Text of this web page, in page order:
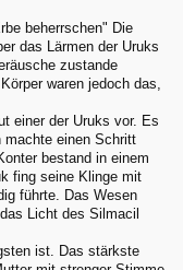
beherrschen" Die
das Lärmen der Uruks
zustande
waren jedoch das,
einer der Uruks vor. Es
machte einen Schritt
bestand in einem
fing seine Klinge mit
führte. Das Wesen
Licht des Silmacil
ist. Das stärkste